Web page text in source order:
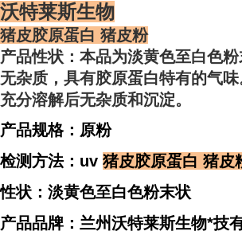
沃特莱斯生物
猪皮胶原蛋白 猪皮粉
产品性状：本品为淡黄色至白色粉
无杂质，具有胶原蛋白特有的气
充分溶解后无杂质和沉淀。
产品规格：原粉
检测方法：uv 猪皮胶原蛋白 猪皮
性状： 淡黄色至白色粉末状
产品品牌：兰州沃特莱斯生物*技